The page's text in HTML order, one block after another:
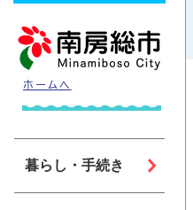
ホームへ
暮らし・手続き